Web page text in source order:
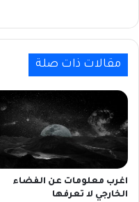
مقالات ذات صلة
اغرب معلومات عن الفضاء
الخارجي لا تعرفها